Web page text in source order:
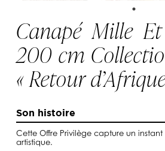
Canapé Mille
200 cm
« Retour
Son histoire
Cette Offre Privilège capture un
artistique.